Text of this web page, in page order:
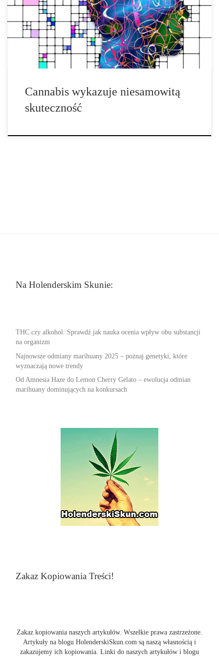
marihuana. Badanie wykazało, że eksponowanie komórek
rakowych na konopie po chemioterapii było najbardziej skuteczne
w zabijaniu komórek białaczki. W studium szczególnie badano
czynniki chemioterapeutyczne, cytarabinę i winkrystynę. Autorzy
opisali efekt […]
Cannabis wykazuje niesamowitą
skuteczność
Na Holenderskim Skunie:
THC czy alkohol: Sprawdź jak nauka ocenia wpływ obu substancji
na organizm
Najnowsze odmiany marihuany 2025 – poznaj genetyki, które
wyznaczają nowe trendy
Od Amnesia Haze do Lemon Cherry Gelato – ewolucja odmian
marihuany dominujących na konkursach
Zakaz Kopiowania Treści!
Zakaz kopiowania naszych artykułów. Wszelkie prawa zastrzeżone.
Artykuły na blogu HolenderskiSkun.com są naszą własnością i
zakazujemy ich kopiowania. Linki do naszych artykułów i blogu